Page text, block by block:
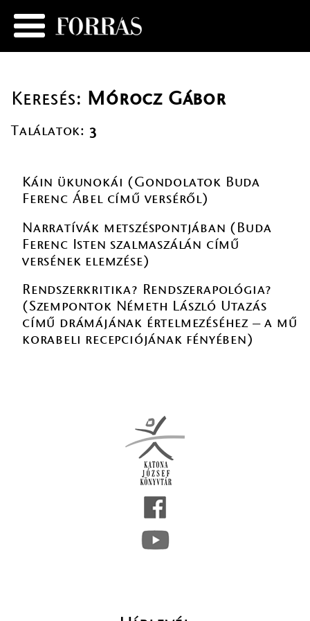
Keresés: Mórocz Gábor
Találatok: 3
Káin ükunokái (Gondolatok Buda
Ferenc Ábel című verséről)
Narratívák metszéspontjában (Buda
Ferenc Isten szalmaszálán című
versének elemzése)
Rendszerkritika? Rendszerapológia?
(Szempontok Németh László Utazás
című drámájának értelmezéséhez – a mű
korabeli recepciójának fényében)